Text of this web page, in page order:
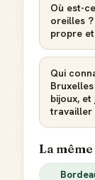
Où est-
oreilles
propre
Qui
bijoux, et
travailler
La